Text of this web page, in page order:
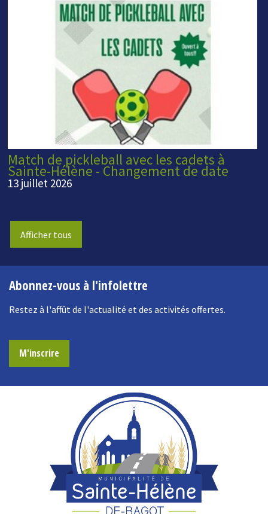
Match de pickleball avec les cadets à
Sainte-Hélène - Changement de date
13 juillet 2026
Afficher tous
Abonnez-vous à l'infolettre
Restez à l'affût de l'actualité et des activités offertes.
M'inscrire